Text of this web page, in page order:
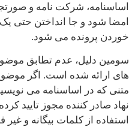
اساسنامه، شرکت نامه و
امضا شود و جا انداختن حتی
خوردن پرونده می شود.
سومین دلیل، عدم تطابق
های ارائه شده است. اگر
متنی که در اساسنامه می
نهاد صادر کننده مجوز تایید
استفاده از کلمات بیگانه و